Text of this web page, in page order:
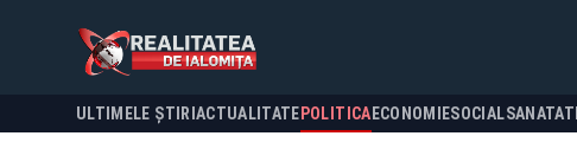
ULTIMELE ȘTIRI ACTUALITATE POLITICA ECONOMIESOCIAL